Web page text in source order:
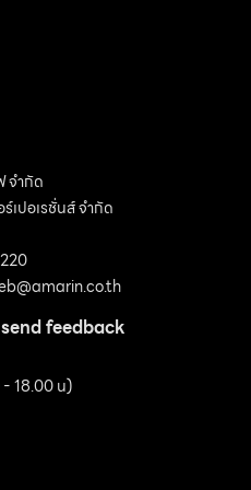
จำกัด
เปอเรชั่นส์ จำกัด
feedback
- 18.00 น)